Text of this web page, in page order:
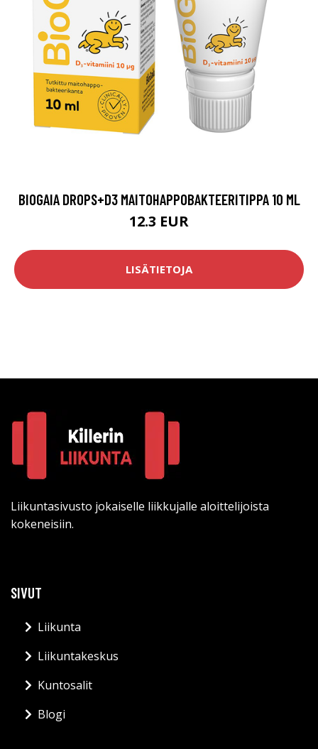
BIOGAIA DROPS+D3 MAITOHAPPOBAKTEERITIPPA 10 ML
12.3 EUR
LISÄTIETOJA
Liikuntasivusto jokaiselle liikkujalle aloittelijoista
kokeneisiin.
SIVUT
Liikunta
Liikuntakeskus
Kuntosalit
Blogi